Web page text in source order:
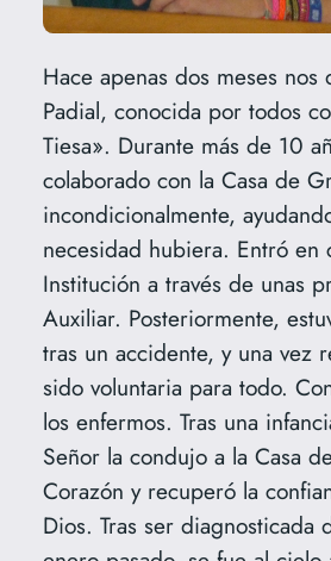
Hace apenas dos meses nos
Padial, conocida por todos
Tiesa». Durante más de 10
colaborado con la Casa de
incondicionalmente,
necesidad hubiera. Entró en
Institución a través de unas
Auxiliar. Posteriormente,
tras un accidente, y una vez
sido voluntaria para todo.
los enfermos. Tras una
Señor la condujo a la Casa
Corazón y recuperó la
Dios. Tras ser diagnosticada